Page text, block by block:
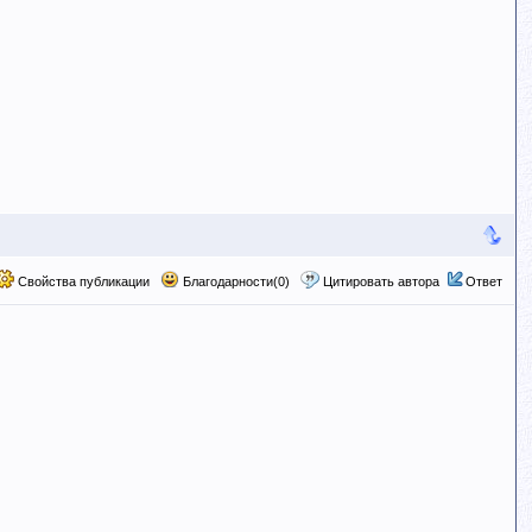
Свойства публикации Благодарности(0) Цитировать автора Ответ